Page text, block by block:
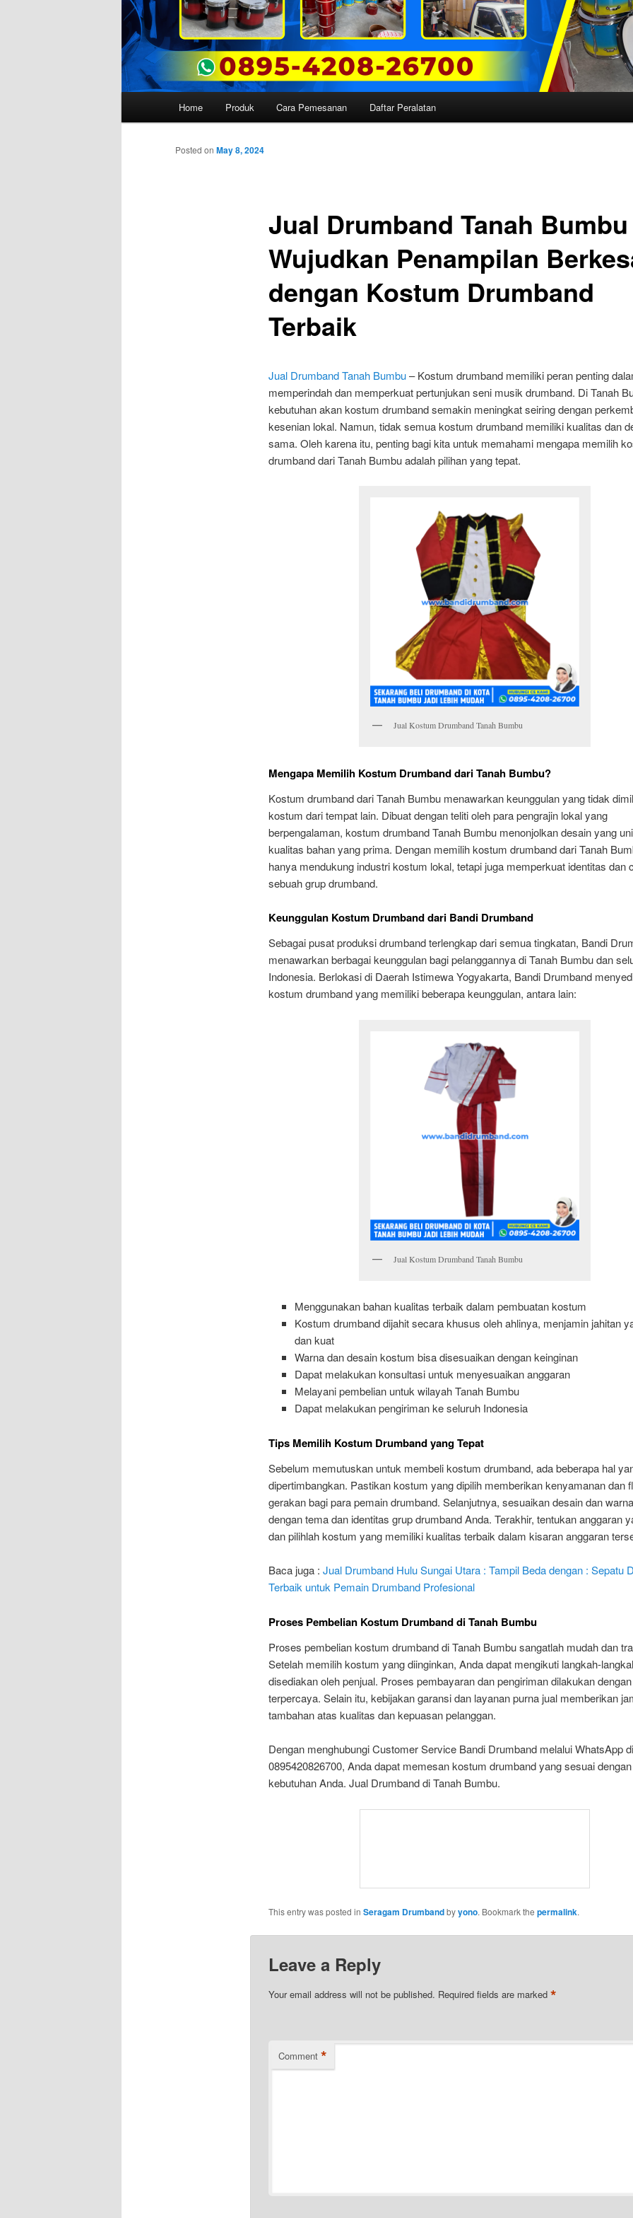
Home Produk Cara Pemesanan Daftar Peralatan
Jual Drumband Tanah
Wujudkan Penampilan
dengan Kostum Drumband
Terbaik
Posted on May 8, 2024
Jual Drumband Tanah Bumbu– Kostum drumband memiliki peran penting
memperindah dan memperkuat pertunjukan seni musik drumband. Di Tanah
kebutuhan akan kostum drumband semakin meningkat seiring dengan
kesenian lokal. Namun, tidak semua kostum drumband memiliki kualitas dan
sama. Oleh karena itu, penting bagi kita untuk memahami mengapa memilih
drumband dari Tanah Bumbu adalah pilihan yang tepat.
Jual Kostum Drumband Tanah Bumbu
Mengapa Memilih Kostum Drumband dari Tanah Bumbu?
Kostum drumband dari Tanah Bumbu menawarkan keunggulan yang tidak
kostum dari tempat lain. Dibuat dengan teliti oleh para pengrajin lokal yang
berpengalaman, kostum drumband Tanah Bumbu menonjolkan desain yang
kualitas bahan yang prima. Dengan memilih kostum drumband dari Tanah
hanya mendukung industri kostum lokal, tetapi juga memperkuat identitas dan
sebuah grup drumband.
Keunggulan Kostum Drumband dari Bandi Drumband
Sebagai pusat produksi drumband terlengkap dari semua tingkatan, Bandi
menawarkan berbagai keunggulan bagi pelanggannya di Tanah Bumbu dan
Indonesia. Berlokasi di Daerah Istimewa Yogyakarta, Bandi Drumband
kostum drumband yang memiliki beberapa keunggulan, antara lain:
Jual Kostum Drumband Tanah Bumbu
Menggunakan bahan kualitas terbaik dalam pembuatan kostum
Kostum drumband dijahit secara khusus oleh ahlinya, menjamin jahitan
dan kuat
Warna dan desain kostum bisa disesuaikan dengan keinginan
Dapat melakukan konsultasi untuk menyesuaikan anggaran
Melayani pembelian untuk wilayah Tanah Bumbu
Dapat melakukan pengiriman ke seluruh Indonesia
Tips Memilih Kostum Drumband yang Tepat
Sebelum memutuskan untuk membeli kostum drumband, ada beberapa hal
dipertimbangkan. Pastikan kostum yang dipilih memberikan kenyamanan dan
gerakan bagi para pemain drumband. Selanjutnya, sesuaikan desain dan
dengan tema dan identitas grup drumband Anda. Terakhir, tentukan anggaran
dan pilihlah kostum yang memiliki kualitas terbaik dalam kisaran anggaran
Baca juga : Jual Drumband Hulu Sungai Utara : Tampil Beda dengan : Sepatu
Terbaik untuk Pemain Drumband Profesional
Proses Pembelian Kostum Drumband di Tanah Bumbu
Proses pembelian kostum drumband di Tanah Bumbu sangatlah mudah dan
Setelah memilih kostum yang diinginkan, Anda dapat mengikuti langkah-
disediakan oleh penjual. Proses pembayaran dan pengiriman dilakukan
terpercaya. Selain itu, kebijakan garansi dan layanan purna jual memberikan
tambahan atas kualitas dan kepuasan pelanggan.
Dengan menghubungi Customer Service Bandi Drumband melalui WhatsApp
0895420826700, Anda dapat memesan kostum drumband yang sesuai dengan
kebutuhan Anda. Jual Drumband di Tanah Bumbu.
This entry was posted in Seragam Drumbandbyyono. Bookmark the permalink.
Leave a Reply
Your email address will not be published. Required fields are marked *
Comment *